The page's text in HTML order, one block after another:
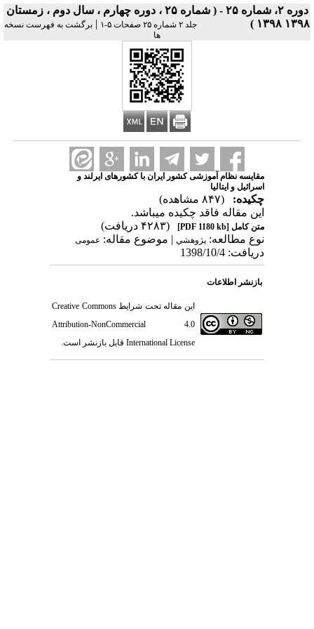
دوره ۲، شماره ۲۵ - ( شماره ۲۵ ، دوره چهارم ، سال دوم ، زمستان
۱۳۹۸ ۱۳۹۸ )
جلد ۲ شماره ۲۵ صفحات ۵-۱ | برگشت به فهرست نسخه
ها
مقایسه نظام آموزشی کشور ایران با کشورهای ایرلند و
اسرائیل و ایتالیا
چکیده:
(۸۴۷ مشاهده)
این مقاله فاقد چکیده می​باشد.
متن کامل[PDF 1180 kb]
(۴۲۸۳ دریافت)
نوع مطالعه: پژوهشي| موضوع مقاله: عمومى
دریافت: 1398/10/4
بازنشر اطلاعات
این مقاله تحت شرایطCreative Commons
Attribution-NonCommercial 4.0
International License قابل بازنشر است.